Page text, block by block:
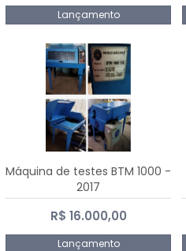
Lançamento
Máquina de testes BTM 1000 -
2017
R$ 16.000,00
Lançamento